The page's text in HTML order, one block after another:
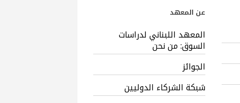
عن المعهد
المعهد اللبناني لدراسات
السوق: من نحن
الجوائز
شبكة الشركاء الدوليين